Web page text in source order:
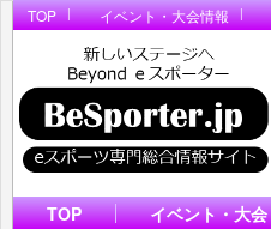
TOP イベント・大会情報
TOP イベント・大会